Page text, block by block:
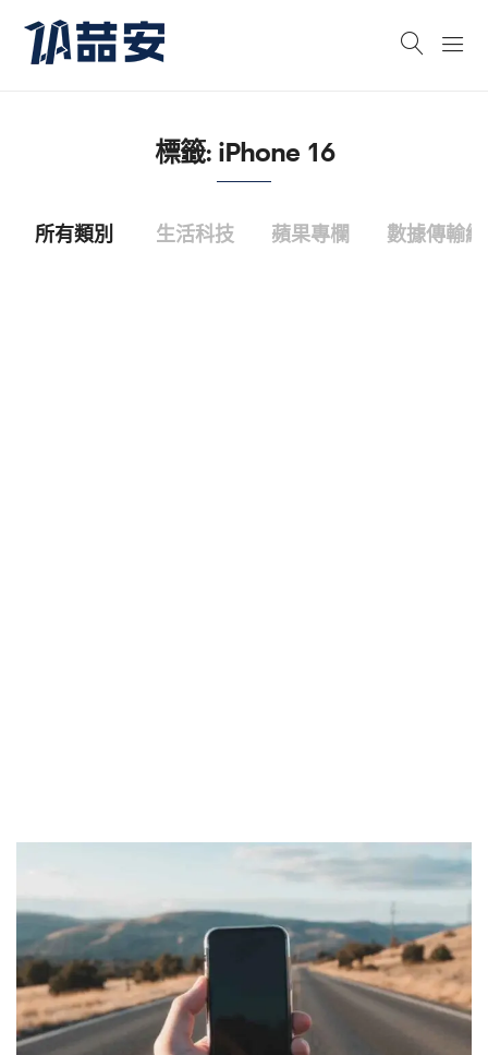
標籤: iPhone 16
所有類別 生活科技 蘋果專欄 數據傳輸線